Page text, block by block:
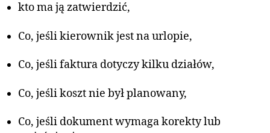
kto ma ją zatwierdzić,
Co, jeśli kierownik jest na urlopie,
Co, jeśli faktura dotyczy kilku działów,
Co, jeśli koszt nie był planowany,
Co, jeśli dokument wymaga korekty lub